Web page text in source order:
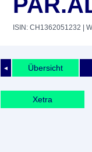
ISIN: CH1362051232 |
◄ Übersicht
Xetra